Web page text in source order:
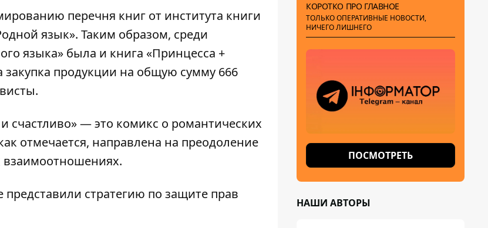
перечня книг от института книги
язык». Таким образом, среди
языка» была и книга «Принцесса +
закупка продукции на общую сумму 666
счастливо» — это комикс о романтических
отмечается, направлена на преодоление
взаимоотношениях.
представили стратегию по защите прав
КОРОТКО ПРО ГЛАВНОЕ
ТОЛЬКО ОПЕРАТИВНЫЕ НОВОСТИ,
НИЧЕГО ЛИШНЕГО
ПОСМОТРЕТЬ
НАШИ АВТОРЫ